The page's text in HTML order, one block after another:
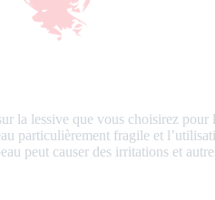
la lessive que vous choisirez pour
particulièrement fragile et
peut causer des irritations et